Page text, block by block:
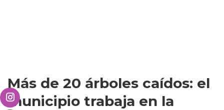
Más de 20 árboles caídos: el
municipio trabaja en la